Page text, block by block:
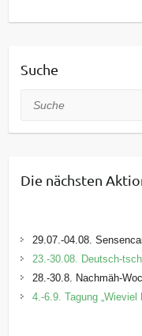
Suche
Suche
Die nächsten
29.07.-04.08.
23.-30.08. Deutsch-
28.-30.8. Nachmäh-
4.-6.9. Tagung „Wieviel